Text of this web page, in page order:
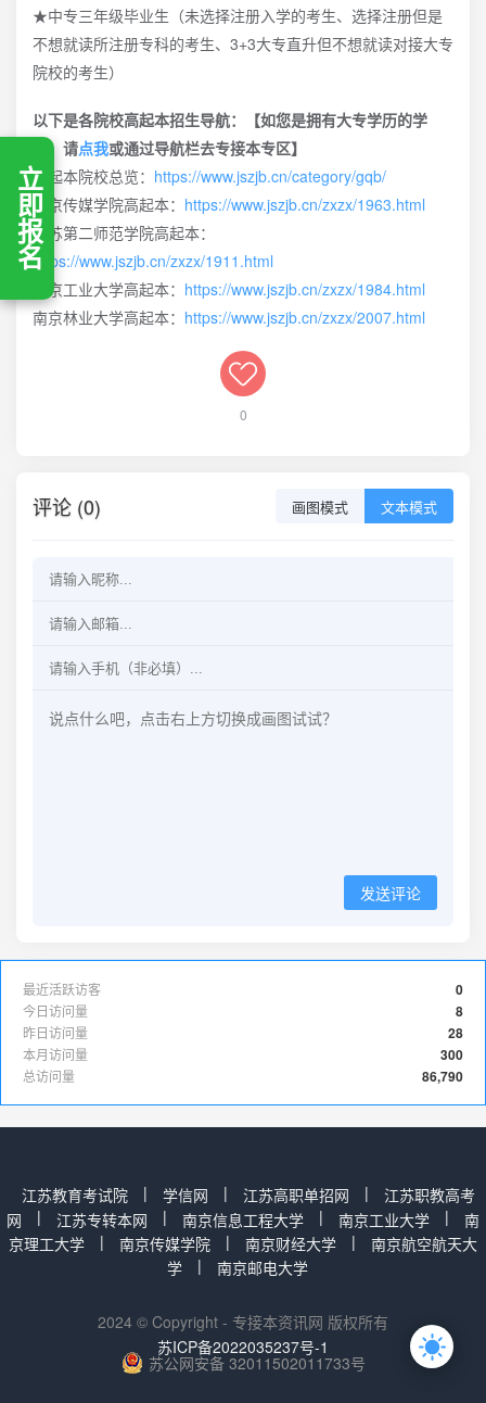
立即报名
★中专三年级毕业生（未选择注册入学的考生、选择注册但是
不想就读所注册专科的考生、3+3大专直升但不想就读对接大专
院校的考生）
以下是各院校高起本招生导航：【如您是拥有大专学历的学
生，请点我或通过导航栏去专接本专区】
高起本院校总览： https://www.jszjb.cn/category/gqb/
南京传媒学院高起本： https://www.jszjb.cn/zxzx/1963.html
江苏第二师范学院高起本：
https://www.jszjb.cn/zxzx/1911.html
南京工业大学高起本： https://www.jszjb.cn/zxzx/1984.html
南京林业大学高起本： https://www.jszjb.cn/zxzx/2007.html
0
评论 (0) 画图模式 文本模式
发送评论
0
最近活跃访客
8
今日访问量
28
昨日访问量
300
本月访问量
86,790
总访问量
江苏教育考试院 | 学信网 | 江苏高职单招网 |
江苏职教高考
网
| 江苏专转本网 | 南京信息工程大学 | 南京工业大学 |
南
京理工大学
| 南京传媒学院 | 南京财经大学 |
南京航空航天大
学
| 南京邮电大学
2024 © Copyright - 专接本资讯网 版权所有
苏ICP备2022035237号-1
苏公网安备 32011502011733号